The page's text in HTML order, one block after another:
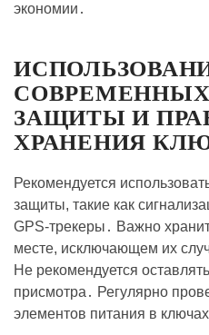
экономии․
ЗАЩИТЫ И
ХРАНЕНИЯ
Рекомендуется
защиты, такие как
GPS-трекеры․ Важно
месте, исключающем их
Не рекомендуется
присмотра․ Регулярно
элементов питания в